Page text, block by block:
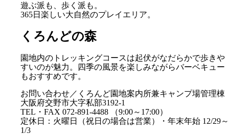
遊ぶ派も、歩く派も。
365日楽しい大自然のプレイエリア。
くろんどの森
園地内のトレッキングコースは起伏がなだらかで歩きや
すいのが魅力。四季の風景を楽しみながらバーベキュー
もおすすめです。
お問い合わせ／くろんど園地案内所兼キャンプ場管理棟
大阪府交野市大字私部3192-1
TEL・FAX 072-891-4488 （9:00～17:00）
定休日：火曜日（祝日の場合は営業）・年末年始 12/29～
1/3